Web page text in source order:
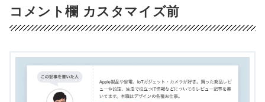
コメント欄 カスタマイズ前